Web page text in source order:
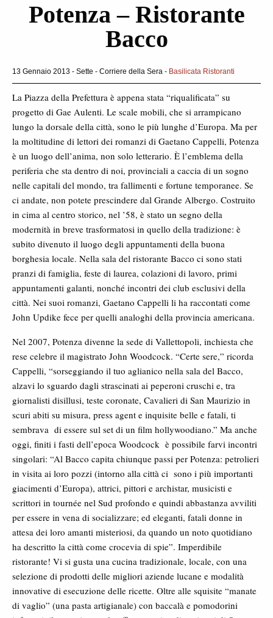
Potenza – Ristorante
Bacco
13 Gennaio 2013 - Sette - Corriere della Sera - Basilicata Ristoranti
La Piazza della Prefettura è appena stata “riqualificata” su
progetto di Gae Aulenti. Le scale mobili, che si arrampicano
lungo la dorsale della città, sono le più lunghe d’Europa. Ma per
la moltitudine di lettori dei romanzi di Gaetano Cappelli, Potenza
è un luogo dell’anima, non solo letterario. È l’emblema della
periferia che sta dentro di noi, provinciali a caccia di un sogno
nelle capitali del mondo, tra fallimenti e fortune temporanee. Se
ci andate, non potete prescindere dal Grande Albergo. Costruito
in cima al centro storico, nel ’58, è stato un segno della
modernità in breve trasformatosi in quello della tradizione: è
subito divenuto il luogo degli appuntamenti della buona
borghesia locale. Nella sala del ristorante Bacco ci sono stati
pranzi di famiglia, feste di laurea, colazioni di lavoro, primi
appuntamenti galanti, nonché incontri dei club esclusivi della
città. Nei suoi romanzi, Gaetano Cappelli li ha raccontati come
John Updike fece per quelli analoghi della provincia americana.
Nel 2007, Potenza divenne la sede di Vallettopoli, inchiesta che
rese celebre il magistrato John Woodcock. “Certe sere,” ricorda
Cappelli, “sorseggiando il tuo aglianico nella sala del Bacco,
alzavi lo sguardo dagli strascinati ai peperoni cruschi e, tra
giornalisti disillusi, teste coronate, Cavalieri di San Maurizio in
scuri abiti su misura, press agent e inquisite belle e fatali, ti
sembrava di essere sul set di un film hollywoodiano.” Ma anche
oggi, finiti i fasti dell’epoca Woodcock è possibile farvi incontri
singolari: “Al Bacco capita chiunque passi per Potenza: petrolieri
in visita ai loro pozzi (intorno alla città ci sono i più importanti
giacimenti d’Europa), attrici, pittori e archistar, musicisti e
scrittori in tournée nel Sud profondo e quindi abbastanza avviliti
per essere in vena di socializzare; ed eleganti, fatali donne in
attesa dei loro amanti misteriosi, da quando un noto quotidiano
ha descritto la città come crocevia di spie”. Imperdibile
ristorante! Vi si gusta una cucina tradizionale, locale, con una
selezione di prodotti delle migliori aziende lucane e modalità
innovative di esecuzione delle ricette. Oltre alle squisite “manate
di vaglio” (una pasta artigianale) con baccalà e pomodorini